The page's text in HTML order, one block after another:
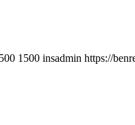
1500 insadmin https://